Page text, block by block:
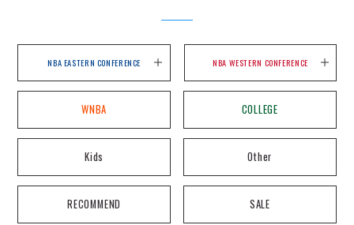
NBA EASTERN CONFERENCE NBA WESTERN CONFERENCE
WNBA COLLEGE
Kids Other
RECOMMEND SALE